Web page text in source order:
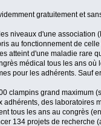
gratuitement et
niveaux d'une
au fonctionnement de
atteint d'une maladie rare
médical tous les ans
pour les adhérents. Sauf
clampins grand maximum
des laboratoires
tous les ans au congrès
134 projets de